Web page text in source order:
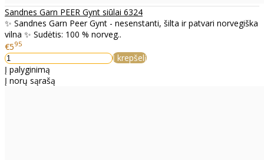
Sandnes Garn PEER Gynt siūlai 6324
✨ Sandnes Garn Peer Gynt - nesenstanti, šilta ir patvari norvegiška
vilna ✨ Sudėtis: 100 % norveg..
€595
Į krepšelį
Į palyginimą
Į norų sąrašą